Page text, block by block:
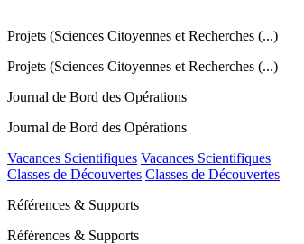
Projets (Sciences Citoyennes et Recherches (...)
Projets (Sciences Citoyennes et Recherches (...)
Journal de Bord des Opérations
Journal de Bord des Opérations
Vacances Scientifiques Vacances Scientifiques
Classes de Découvertes Classes de Découvertes
Références & Supports
Références & Supports